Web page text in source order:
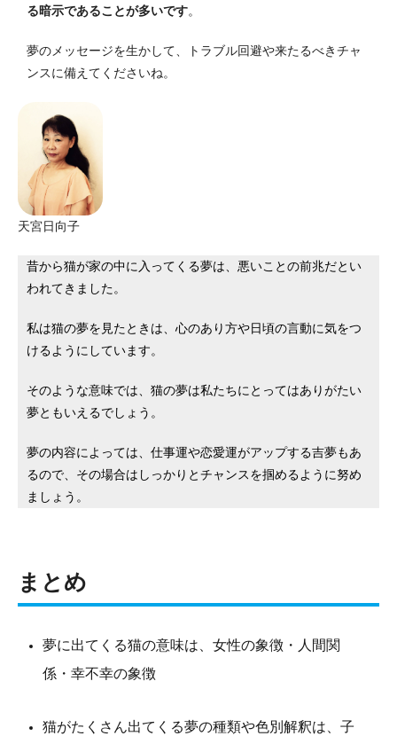
る暗示であることが多いです。
夢のメッセージを生かして、トラブル回避や来たるべきチャ
ンスに備えてくださいね。
天宮日向子
昔から猫が家の中に入ってくる夢は、悪いことの前兆だとい
われてきました。
私は猫の夢を見たときは、心のあり方や日頃の言動に気をつ
けるようにしています。
そのような意味では、猫の夢は私たちにとってはありがたい
夢ともいえるでしょう。
夢の内容によっては、仕事運や恋愛運がアップする吉夢もあ
るので、その場合はしっかりとチャンスを掴めるように努め
ましょう。
まとめ
夢に出てくる猫の意味は、女性の象徴・人間関
係・幸不幸の象徴
猫がたくさん出てくる夢の種類や色別解釈は、子